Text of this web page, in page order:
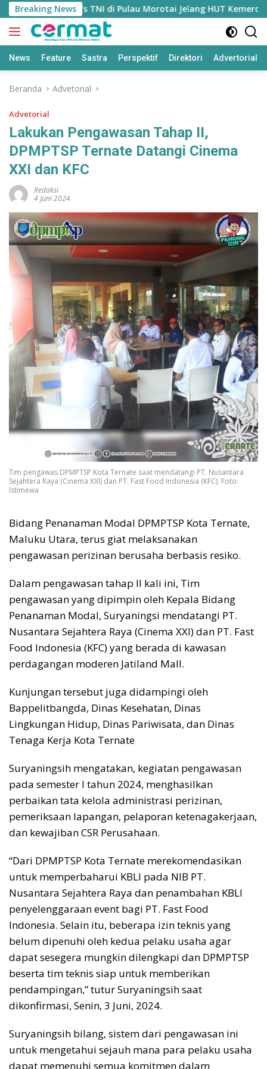
Langsung
ke
konten
Breaking News
Polisi Vs TNI di Pulau Morotai Jelang HUT Kemerdekaan,
News Feature Sastra Perspektif Direktori Advertorial
Beranda Advetorial
Advetorial
Lakukan Pengawasan Tahap II,
DPMPTSP Ternate Datangi Cinema
XXI dan KFC
Redaksi
4 Juni 2024
Tim pengawas DPMPTSP Kota Ternate saat mendatangi PT. Nusantara
Sejahtera Raya (Cinema XXI) dan PT. Fast Food Indonesia (KFC). Foto:
Istimewa
Bidang Penanaman Modal DPMPTSP Kota Ternate,
Maluku Utara, terus giat melaksanakan
pengawasan perizinan berusaha berbasis resiko.
Dalam pengawasan tahap II kali ini, Tim
pengawasan yang dipimpin oleh Kepala Bidang
Penanaman Modal, Suryaningsi mendatangi PT.
Nusantara Sejahtera Raya (Cinema XXI) dan PT. Fast
Food Indonesia (KFC) yang berada di kawasan
perdagangan moderen Jatiland Mall.
Kunjungan tersebut juga didampingi oleh
Bappelitbangda, Dinas Kesehatan, Dinas
Lingkungan Hidup, Dinas Pariwisata, dan Dinas
Tenaga Kerja Kota Ternate
Suryaningsih mengatakan, kegiatan pengawasan
pada semester I tahun 2024, menghasilkan
perbaikan tata kelola administrasi perizinan,
pemeriksaan lapangan, pelaporan ketenagakerjaan,
dan kewajiban CSR Perusahaan.
“Dari DPMPTSP Kota Ternate merekomendasikan
untuk memperbaharui KBLI pada NIB PT.
Nusantara Sejahtera Raya dan penambahan KBLI
penyelenggaraan event bagi PT. Fast Food
Indonesia. Selain itu, beberapa izin teknis yang
belum dipenuhi oleh kedua pelaku usaha agar
dapat sesegera mungkin dilengkapi dan DPMPTSP
beserta tim teknis siap untuk memberikan
pendampingan,” tutur Suryaningsih saat
dikonfirmasi, Senin, 3 Juni, 2024.
Suryaningsih bilang, sistem dari pengawasan ini
untuk mengetahui sejauh mana para pelaku usaha
dapat memenuhi semua komitmen dalam